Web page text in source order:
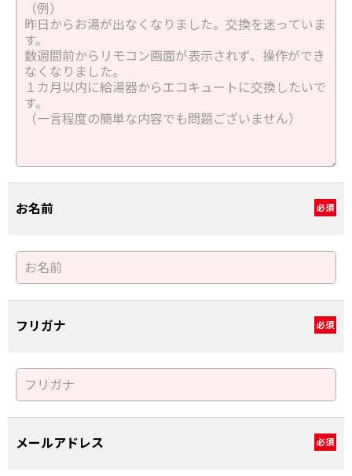
お名前 必須
フリガナ 必須
メールアドレス 必須